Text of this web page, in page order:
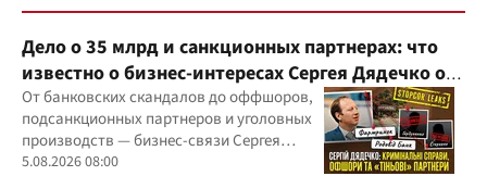
Дело о 35 млрд и санкционных партнерах: что
известно о бизнес-интересах Сергея Дядечко от
"Родовид Банка" до "ФАРМАСЕЛ"
От банковских скандалов до оффшоров,
подсанкционных партнеров и уголовных
производств — бизнес-связи Сергея
Дядечко до сих пор простираются через
5.08.2026 08:00